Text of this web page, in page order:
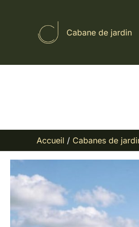
Cabane de jardin
Accueil Cabanes de